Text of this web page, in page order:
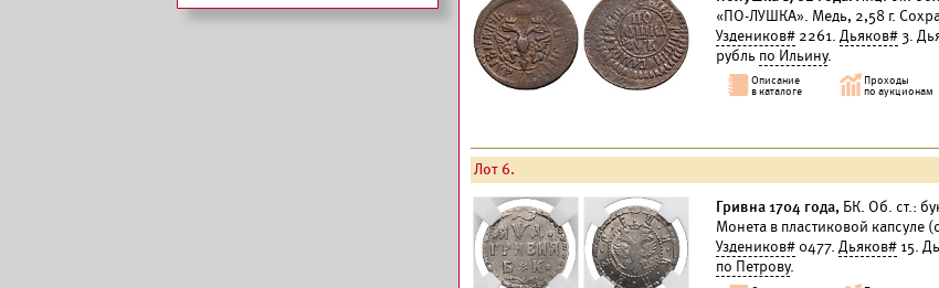
«ПО-ЛУШКА». Медь, 2,58 г.
Уздеников# 2261. Дьяков#3.
рубль по Ильину.
Лот 6.
Гривна 1704 года, БК. Об. ст.:
Монета в пластиковой капсуле
Уздеников# 0477. Дьяков# 15.
по Петрову.